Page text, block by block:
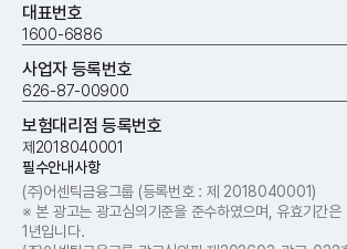
대표번호
1600-6886
사업자 등록번호
626-87-00900
보험대리점 등록번호
제2018040001
필수안내사항
(주)어센틱금융그룹 (등록번호 : 제 2018​040001)
※ 본 광고는 광고심의기준을 준수하였으며, 유효기간은
1년입니다.